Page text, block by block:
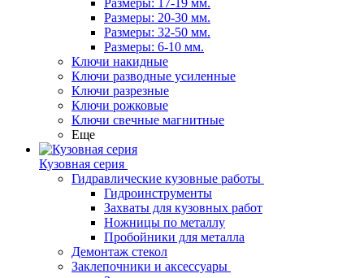
Размеры: 17-19 мм.
Размеры: 20-30 мм.
Размеры: 32-50 мм.
Размеры: 6-10 мм.
Ключи накидные
Ключи разводные усиленные
Ключи разрезные
Ключи рожковые
Ключи свечные магнитные
Еще
Кузовная серия
Гидравлические кузовные работы
Гидроинструменты
Захваты для кузовных работ
Ножницы по металлу
Пробойники для металла
Демонтаж стекол
Заклепочники и аксессуары